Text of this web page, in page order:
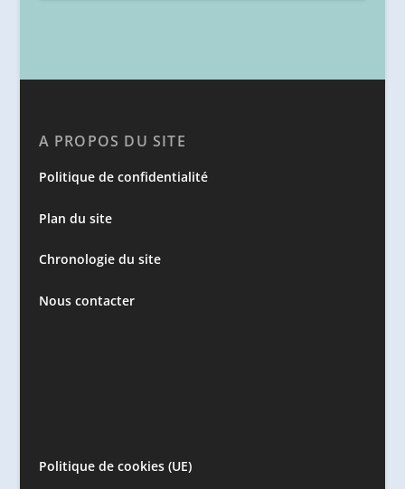
A PROPOS DU SITE
Politique de confidentialité
Plan du site
Chronologie du site
Nous contacter
Politique de cookies (UE)